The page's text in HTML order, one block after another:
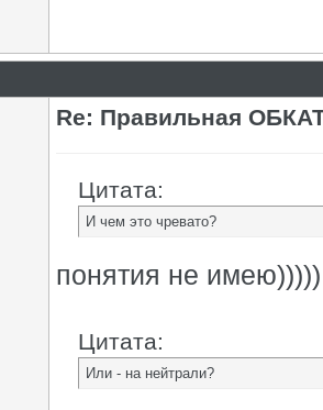
Re: Правильная
Цитата:
И чем это чревато?
понятия не имею)))))
Цитата:
Или - на нейтрали?